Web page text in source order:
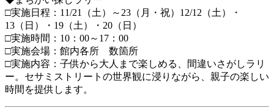
□実施日程：11/21（土）～23（月・祝）12/12（土）・
13（日）・19（土）・20（日）
□実施時間：10：00～17：00
□実施会場：館内各所 数箇所
□実施内容：子供から大人まで楽しめる、間違いさがしラリ
ー。セサミストリートの世界観に浸りながら、親子の楽しい
時間を提供します。